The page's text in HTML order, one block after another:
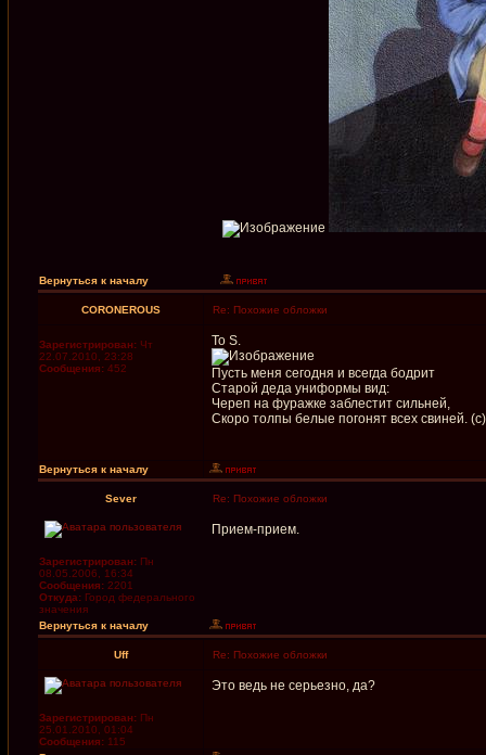
Вернуться к началу
CORONEROUS Re: Похожие обложки
Зарегистрирован: Чт
22.07.2010, 23:28
Сообщения: 452
To S.
Пусть меня сегодня и всегда бодрит
Старой деда униформы вид:
Череп на фуражке заблестит сильней,
Скоро толпы белые погонят всех свиней. (c)
Вернуться к началу
Sever Re: Похожие обложки
Зарегистрирован: Пн
08.05.2006, 16:34
Сообщения: 2201
Откуда: Город федерального
значения
Прием-прием.
Вернуться к началу
Uff Re: Похожие обложки
Зарегистрирован: Пн
25.01.2010, 01:04
Сообщения: 115
Это ведь не серьезно, да?